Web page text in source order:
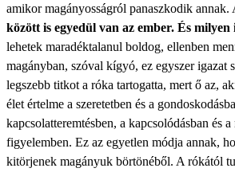
amikor magányosságról panaszkodik annak.
között is egyedül van az ember. És milyen
lehetek maradéktalanul boldog, ellenben
magányban, szóval kígyó, ez egyszer igazat
legszebb titkot a róka tartogatta, mert ő az,
élet értelme a szeretetben és a
kapcsolatteremtésben, a kapcsolódásban és
figyelemben. Ez az egyetlen módja annak,
kitörjenek magányuk börtönéből. A rókától